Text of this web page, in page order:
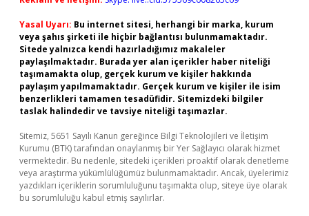
Yasal Uyarı: Bu internet sitesi, herhangi bir marka, kurum
veya şahıs şirketi ile hiçbir bağlantısı bulunmamaktadır.
Sitede yalnızca kendi hazırladığımız makaleler
paylaşılmaktadır. Burada yer alan içerikler haber niteliği
taşımamakta olup, gerçek kurum ve kişiler hakkında
paylaşım yapılmamaktadır. Gerçek kurum ve kişiler ile isim
benzerlikleri tamamen tesadüfidir. Sitemizdeki bilgiler
taslak halindedir ve tavsiye niteliği taşımazlar.
Sitemiz, 5651 Sayılı Kanun gereğince Bilgi Teknolojileri ve İletişim
Kurumu (BTK) tarafından onaylanmış bir Yer Sağlayıcı olarak hizmet
vermektedir. Bu nedenle, sitedeki içerikleri proaktif olarak denetleme
veya araştırma yükümlülüğümüz bulunmamaktadır. Ancak, üyelerimiz
yazdıkları içeriklerin sorumluluğunu taşımakta olup, siteye üye olarak
bu sorumluluğu kabul etmiş sayılırlar.